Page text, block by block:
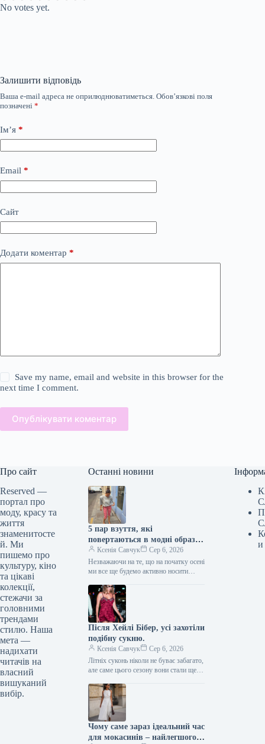
No votes yet.
Залишити відповідь
Ваша e-mail адреса не оприлюднюватиметься. Обов’язкові поля
позначені *
Ім’я *
Email *
Сайт
Додати коментар *
Save my name, email and website in this browser for the
next time I comment.
Опублікувати коментар
Про сайт
Reserved —
портал про
моду, красу та
життя
знаменитосте
й. Ми
пишемо про
культуру, кіно
та цікаві
колекції,
стежачи за
головними
трендами
стилю. Наша
мета —
надихати
читачів на
власний
вишуканий
вибір.
Останні новини
5 пар взуття, які
повертаються в модні образи
з приходом осені
Ксенія Савчук
Сер 6, 2026
Незважаючи на те, що на початку осені
ми все ще будемо активно носити
матимемо…
Після Хейлі Бібер, усі захотіли
подібну сукню.
Ксенія Савчук
Сер 6, 2026
Літніх суконь ніколи не буває забагато,
але саме цього сезону вони стали ще
остаточно відмовляються від…
Чому саме зараз ідеальний час
для мокасинів – найлегшого
и